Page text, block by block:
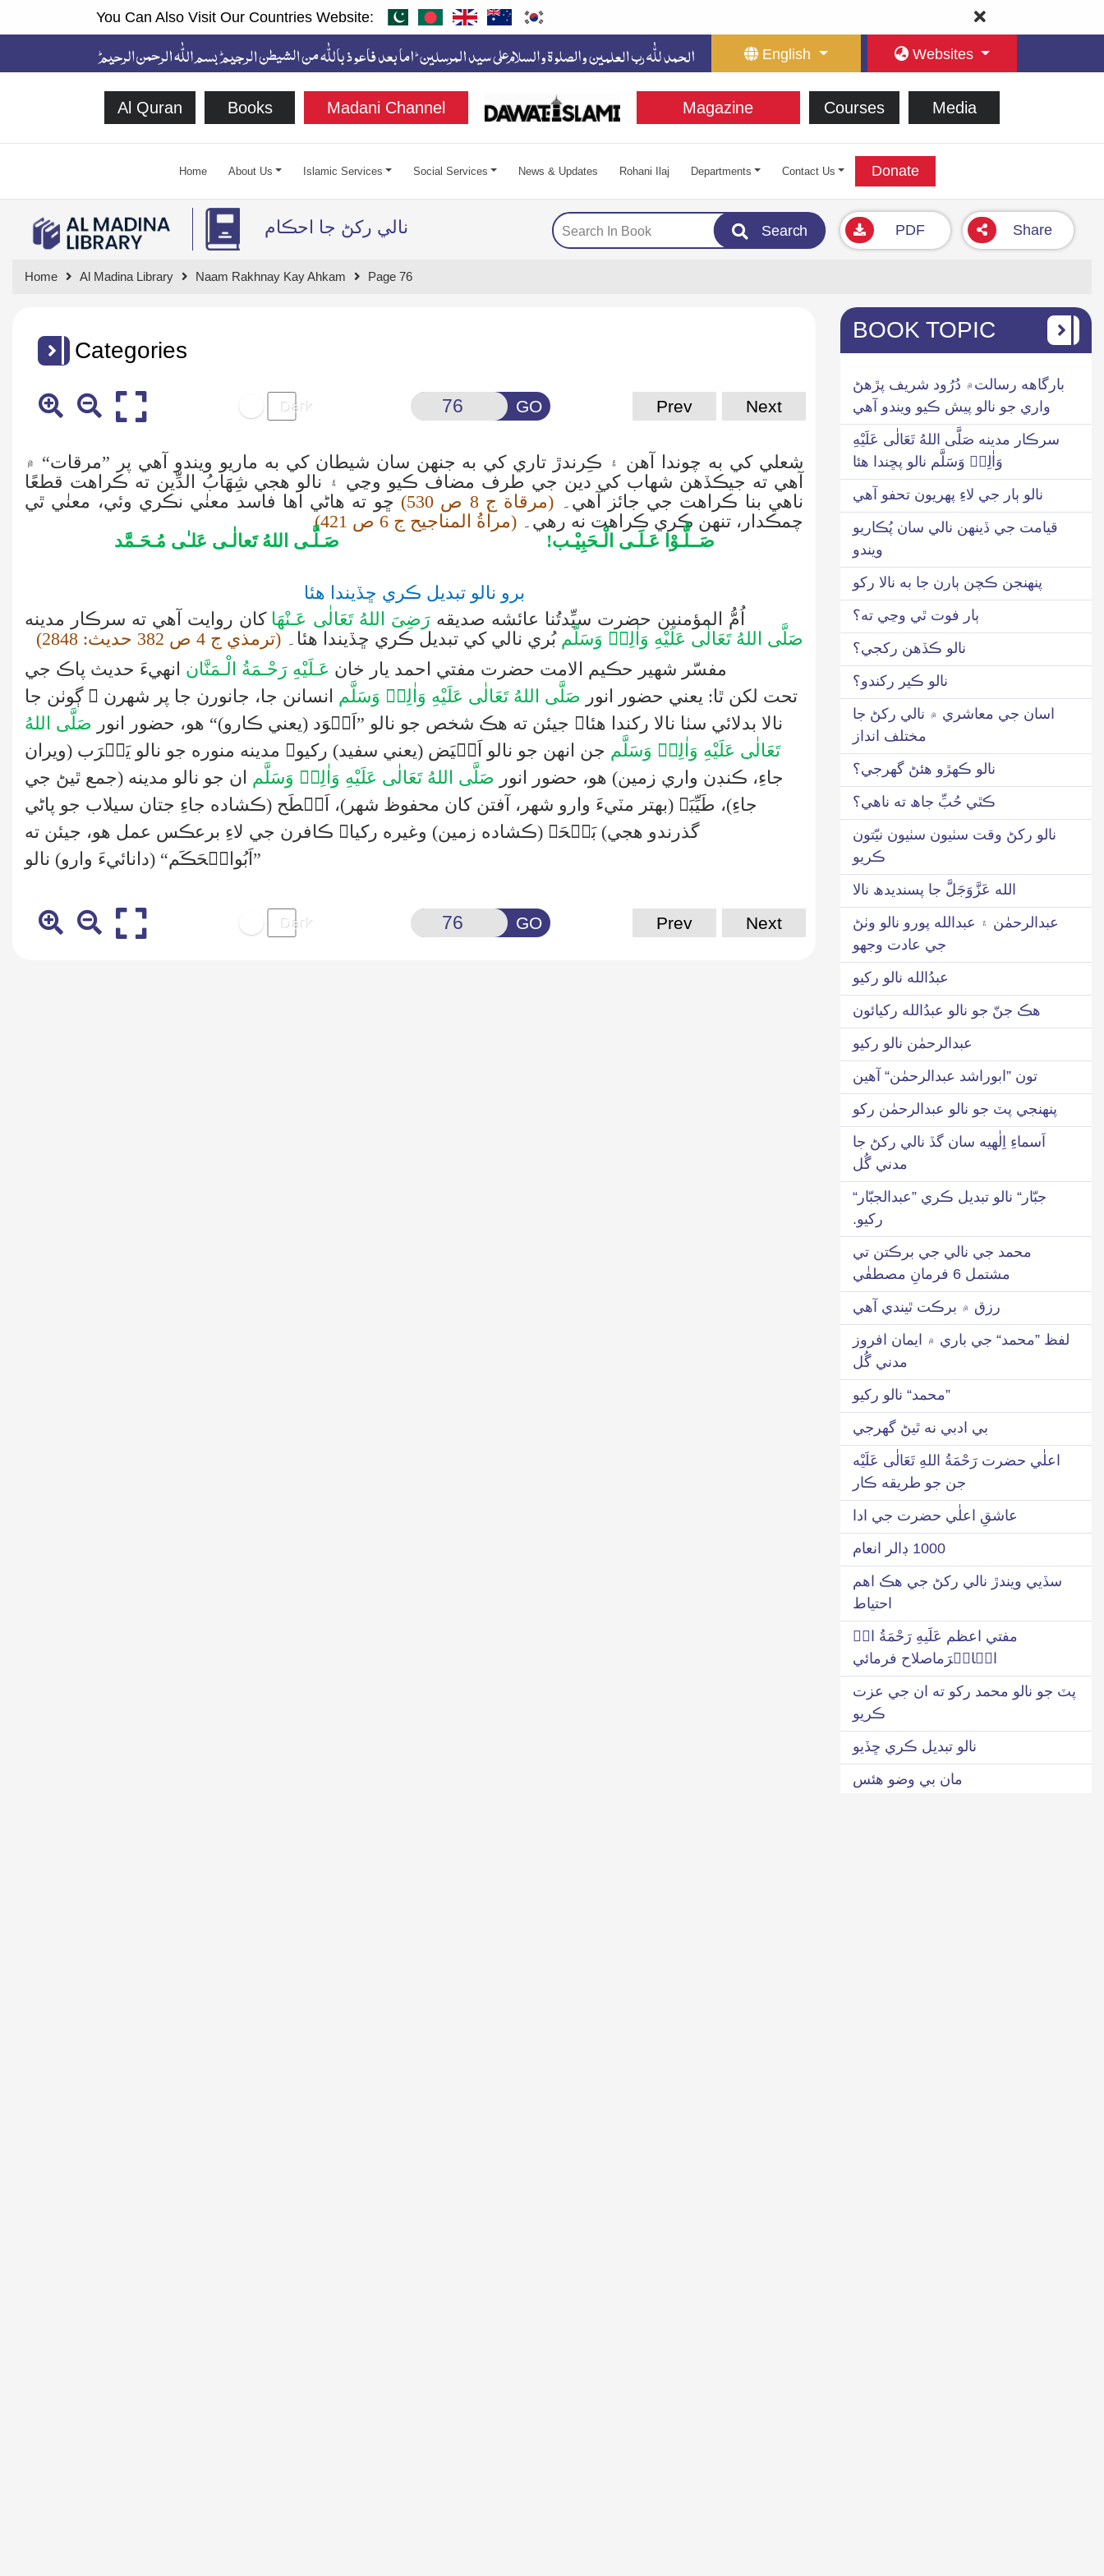
You Can Also Visit Our Countries Website:
English Websites
Al Quran Books Madani Channel Magazine Courses Media
Home About Us Islamic Services Social Services News & Updates Rohani Ilaj Departments Contact Us Donate
نالي رکڻ جا احڪام Search PDF Share
Home Al Madina Library Naam Rakhnay Kay Ahkam Page 76
Categories
GO Prev Next
شعلي کي به چوندا آهن ۽ ڪِرندڙ تاري کي به جنهن سان شيطان کي به ماريو ويندو آهي پر ”مرقات“ ۾
آهي ته جيڪڏهن شهاب کي دين جي طرف مضاف ڪيو وڃي ۽ نالو هجي شِهَابُ الدِّين ته ڪراهت قطعًا
ناهي بنا ڪراهت جي جائز آهي۔ (مرقاة ج 8 ص 530)
ڇو ته هاڻي اها فاسد معنٰي نڪري وئي، معنٰي ٿي
چمڪدار، تنهن ڪري ڪراهت نه رهي۔ (مراٰةُ المناجيح ج 6 ص 421)
صَــلُّـوْا عَـلَـی الْـحَبِيْـب!
صَـلَّـی اللهُ تَعالٰـی عَلـٰی مُـحَـمَّد
برو نالو تبديل ڪري ڇڏيندا هئا
اُمُّ المؤمنين حضرت سيِّدتُنا عائشه صديقهرَضِىَ اللهُ تَعَالٰی عَـنْهَا کان روايت آهي ته سرڪار مدينه
صَلَّى اللهُ تَعَالٰى عَلَيْهِ وَاٰلِهٖ وَسَلَّم بُري نالي کي تبديل ڪري ڇڏيندا هئا۔ (ترمذي ج 4 ص 382 حديث: 2848)
مفسّر شهير حڪيم الامت حضرت مفتي احمد يار خان عَـلَيْهِ رَحْـمَةُ الْـمَنَّان انهيءَ حديث پاڪ جي
تحت لکن ٿا: يعني حضور انور صَلَّى اللهُ تَعَالٰى عَلَيْهِ وَاٰلِهٖ وَسَلَّم انسانن جا، جانورن جا پر شهرن ۽ ڳوٺن جا
نالا بدلائي سٺا نالا رکندا هئا۔ جيئن ته هڪ شخص جو نالو ”اَسۡوَد (يعني ڪارو)“ هو، حضور انور صَلَّى اللهُ
تَعَالٰى عَلَيْهِ وَاٰلِهٖ وَسَلَّم جن انهن جو نالو اَبۡيَض (يعني سفيد) رکيو۔ مدينه منوره جو نالو يَثۡرَب (ويران
جاءِ، ڪنڊن واري زمين) هو، حضور انور صَلَّى اللهُ تَعَالٰى عَلَيْهِ وَاٰلِهٖ وَسَلَّم ان جو نالو مدينه (جمع ٿيڻ جي
جاءِ)، طَيِّبَہ (بهتر مٽيءَ وارو شهر، آفتن کان محفوظ شهر)، اَبۡطَح (ڪشاده جاءِ جتان سيلاب جو پاڻي
گذرندو هجي) بَطۡحَہ (ڪشاده زمين) وغيره رکيا۔ ڪافرن جي لاءِ برعڪس عمل هو، جيئن ته
”اَبُوالۡحَڪَم“ (دانائيءَ وارو) نالو
GO Prev Next
BOOK TOPIC
بارگاھه رسالت۾ دُرُود شريف پڙهڻ
واري جو نالو پيش ڪيو ويندو آهي
سرڪار مدينه صَلَّى اللهُ تَعَالٰى عَلَيْهِ
وَاٰلِهٖ وَسَلَّم نالو پڇندا هئا
نالو ٻار جي لاءِ پهريون تحفو آهي
قيامت جي ڏينهن نالي سان پُڪاريو
ويندو
پنهنجن ڪچن ٻارن جا به نالا رکو
ٻار فوت ٿي وڃي ته؟
نالو ڪڏهن رکجي؟
نالو ڪير رکندو؟
اسان جي معاشري ۾ نالي رکڻ جا
مختلف انداز
نالو ڪهڙو هئڻ گھرجي؟
ڪٿي حُبِّ جاھ ته ناهي؟
نالو رکڻ وقت سٺيون سٺيون نيّتون
ڪريو
الله عَزَّوَجَلَّ جا پسنديدھ نالا
عبدالرحمٰن ۽ عبدالله پورو نالو وٺڻ
جي عادت وجھو
عبدُالله نالو رکيو
هڪ جنّ جو نالو عبدُالله رکيائون
عبدالرحمٰن نالو رکيو
تون ”ابوراشد عبدالرحمٰن“ آهين
پنهنجي پٽ جو نالو عبدالرحمٰن رکو
اَسماءِ اِلٰهيه سان گڏ نالي رکڻ جا
مدني گُل
جبّار“ نالو تبديل ڪري ”عبدالجبّار“
رکيو.
محمد جي نالي جي برڪتن تي
مشتمل 6 فرمانِ مصطفٰي
رزق ۾ برڪت ٿيندي آهي
لفظ ”محمد“ جي باري ۾ ايمان افروز
مدني گُل
”محمد“ نالو رکيو
بي ادبي نه ٿيڻ گھرجي
اعلٰي حضرت رَحْمَةُ اللهِ تَعَالٰی عَلَيْه
جن جو طريقه ڪار
عاشقِ اعلٰي حضرت جي ادا
1000 ڊالر انعام
سڏيي ويندڙ نالي رکڻ جي هڪ اهم
احتياط
مفتي اعظم عَلَیهِ رَحْمَةُ اﷲِ
الۡاکۡرَماصلاح فرمائي
پٽ جو نالو محمد رکو ته ان جي عزت
ڪريو
نالو تبديل ڪري ڇڏيو
مان بي وضو هئس